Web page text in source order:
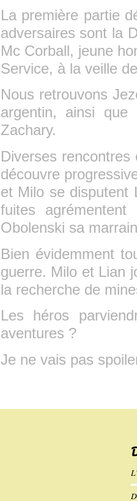
La première partie
adversaires sont la
Mc Corball, jeune
Service, à la veille
Nous retrouvons
argentin, ainsi
Zachary.
Diverses
découvre
et Milo se disputent
fuites
Obolenski sa
Bien évidemment
guerre. Milo et Lian
la recherche de
Les héros
aventures ?
Je ne vais pas